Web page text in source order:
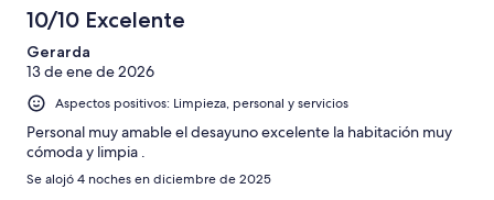
10/10 Excelente
Gerarda
13 de ene de 2026
Aspectos positivos: Limpieza, personal y servicios
Personal muy amable el desayuno excelente la habitación muy
cómoda y limpia .
Se alojó 4 noches en diciembre de 2025